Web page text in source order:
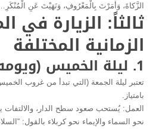
الزَّكاةَ، وَأَمَرْتَ بِالْمَعْرُوفِ، وَنَهَيْتَ عَنِ
ثالثاً: الزيارة في
الزمانية المختلفة
1. ليلة الخميس (ويومه)
تعتبر ليلة الجمعة (التي تبدأ من غروب
بامتياز.
العمل: يُستحب صعود سطح الدار، والالتفات
نحو السماء والإيماء نحو كربلاء بالقول: